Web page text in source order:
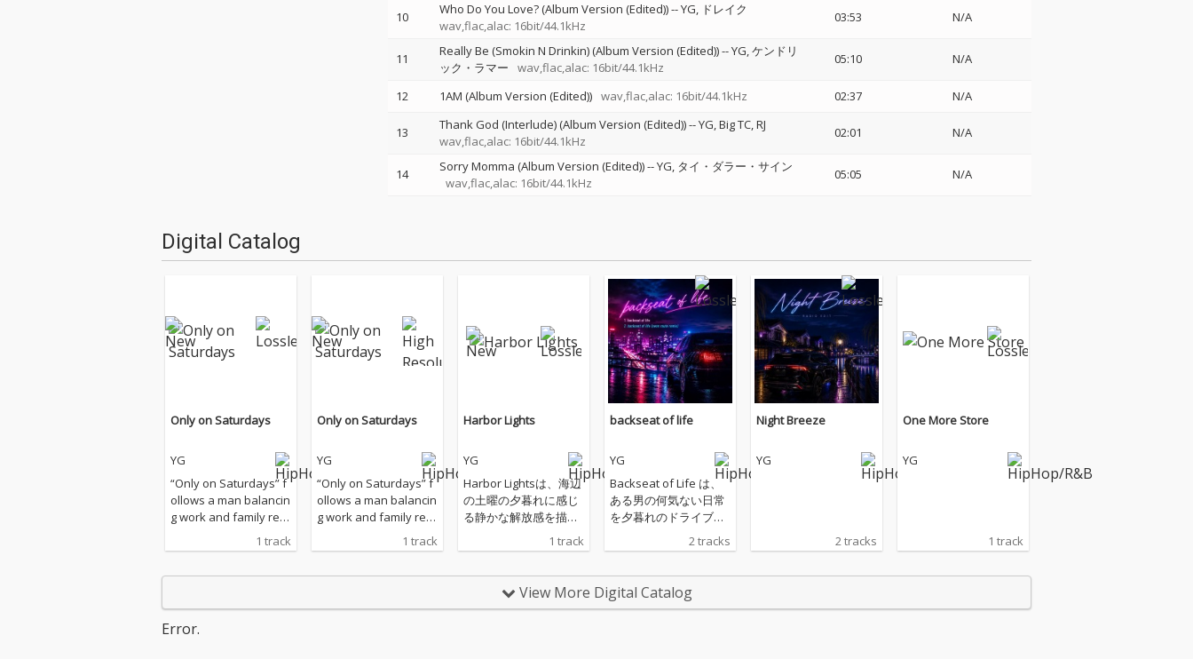
10 Who Do You Love? (Album Version (Edited))--YG
ドレイク
wav,flac,alac: 16bit/44.1kHz
03:53 N/A
11 Really Be (Smokin N Drinkin) (Album Version (Edited))--YG ケンドリ
ック・ラマー
wav,flac,alac: 16bit/44.1kHz
05:10 N/A
12 1AM (Album Version (Edited)) wav,flac,alac: 16bit/44.1kHz 02:37 N/A
13 Thank God (Interlude) (Album Version (Edited))--YG Big TC RJ
wav,flac,alac: 16bit/44.1kHz
02:01 N/A
14 Sorry Momma (Album Version (Edited))--YG タイ・ダラー・サイン
wav,flac,alac: 16bit/44.1kHz
05:05 N/A
Digital Catalog
Only on Saturdays
YG
“Only on Saturdays” f
ollows a man balancin
g work and family res
ponsibilities who finds
his way back to himsel
k blends bedroom po
1 track
Only on Saturdays
YG
“Only on Saturdays” f
ollows a man balancin
g work and family res
ponsibilities who finds
his way back to himsel
1 track
Harbor Lights
YG
Harbor Lightsは、海辺
の土曜の夕暮れに感じ
る静かな解放感を描い
た、現代的なJapanese
City Popです。温かみ
豊かなシンセベース、
どこか懐かしいエレク
1 track
backseat of life
YG
Backseat of Life は、
ある男の何気ない日常
を夕暮れのドライブに
す。 変化の多い毎日。
想もしなかった出来
事。それでも目の前の
2 tracks
Night Breeze
YG
2 tracks
One More Store
YG
1 track
View More Digital Catalog
Error.